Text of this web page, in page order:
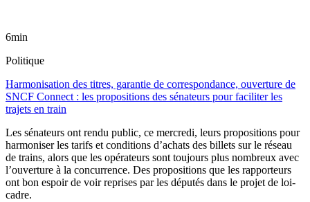
6min
Politique
Harmonisation des titres, garantie de correspondance, ouverture de
SNCF Connect : les propositions des sénateurs pour faciliter les
trajets en train
Les sénateurs ont rendu public, ce mercredi, leurs propositions pour
harmoniser les tarifs et conditions d’achats des billets sur le réseau
de trains, alors que les opérateurs sont toujours plus nombreux avec
l’ouverture à la concurrence. Des propositions que les rapporteurs
ont bon espoir de voir reprises par les députés dans le projet de loi-
cadre.